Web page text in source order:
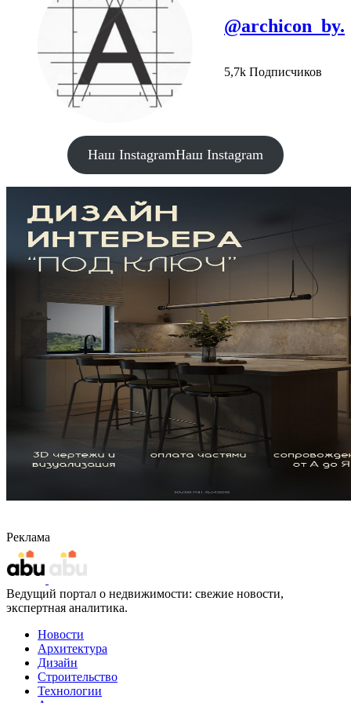
@archicon_by.
5,7k Подписчиков
Наш InstagramНаш Instagram
Реклама
Ведущий портал о недвижимости: свежие новости,
экспертная аналитика.
Новости
Архитектура
Дизайн
Строительство
Технологии